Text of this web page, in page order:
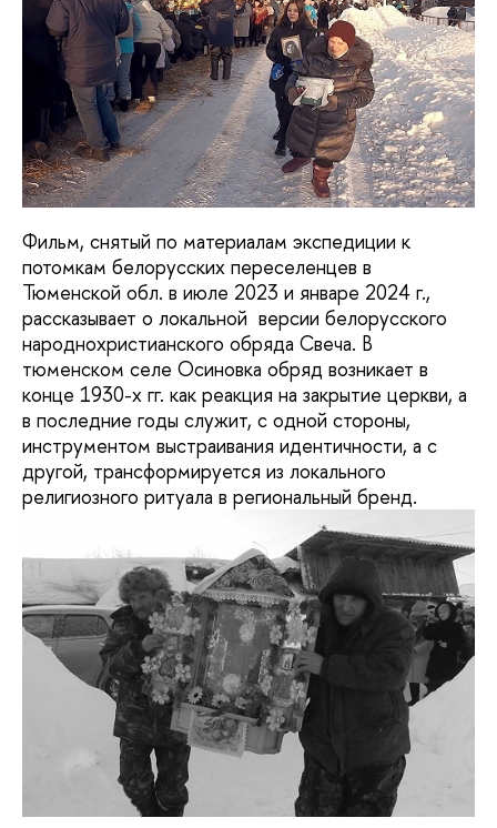
Фильм, снятый по материалам экспедиции к
потомкам белорусских переселенцев в
Тюменской обл. в июле 2023 и январе 2024 г.,
рассказывает о локальной версии белорусского
народнохристианского обряда Свеча. В
тюменском селе Осиновка обряд возникает в
конце 1930-х гг. как реакция на закрытие церкви, а
в последние годы служит, с одной стороны,
инструментом выстраивания идентичности, а с
другой, трансформируется из локального
религиозного ритуала в региональный бренд.